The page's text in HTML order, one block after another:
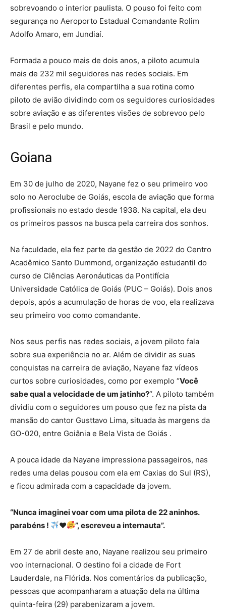
sobrevoando o interior paulista. O pouso foi feito com
segurança no Aeroporto Estadual Comandante Rolim
Adolfo Amaro, em Jundiaí.
Formada a pouco mais de dois anos, a piloto acumula
mais de 232 mil seguidores nas redes sociais. Em
diferentes perfis, ela compartilha a sua rotina como
piloto de avião dividindo com os seguidores curiosidades
sobre aviação e as diferentes visões de sobrevoo pelo
Brasil e pelo mundo.
Goiana
Em 30 de julho de 2020, Nayane fez o seu primeiro voo
solo no Aeroclube de Goiás, escola de aviação que forma
profissionais no estado desde 1938. Na capital, ela deu
os primeiros passos na busca pela carreira dos sonhos.
Na faculdade, ela fez parte da gestão de 2022 do Centro
Acadêmico Santo Dummond, organização estudantil do
curso de Ciências Aeronáuticas da Pontifícia
Universidade Católica de Goiás (PUC – Goiás). Dois anos
depois, após a acumulação de horas de voo, ela realizava
seu primeiro voo como comandante.
Nos seus perfis nas redes sociais, a jovem piloto fala
sobre sua experiência no ar. Além de dividir as suas
conquistas na carreira de aviação, Nayane faz vídeos
curtos sobre curiosidades, como por exemplo “Você
sabe qual a velocidade de um jatinho?“. A piloto também
dividiu com o seguidores um pouso que fez na pista da
mansão do cantor Gusttavo Lima, situada às margens da
GO-020, entre Goiânia e Bela Vista de Goiás .
A pouca idade da Nayane impressiona passageiros, nas
redes uma delas pousou com ela em Caxias do Sul (RS),
e ficou admirada com a capacidade da jovem.
“Nunca imaginei voar com uma pilota de 22 aninhos.
parabéns !
♥️ ”, escreveu a internauta”.
Em 27 de abril deste ano, Nayane realizou seu primeiro
voo internacional. O destino foi a cidade de Fort
Lauderdale, na Flórida. Nos comentários da publicação,
pessoas que acompanharam a atuação dela na última
quinta-feira (29) parabenizaram a jovem.